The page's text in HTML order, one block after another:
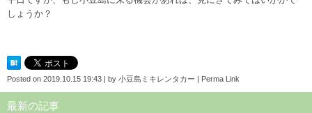
しょうか？
Posted on 2019.10.15 19:43 | by 小豆島ミキレンタカー | Perma Link
最新の記事